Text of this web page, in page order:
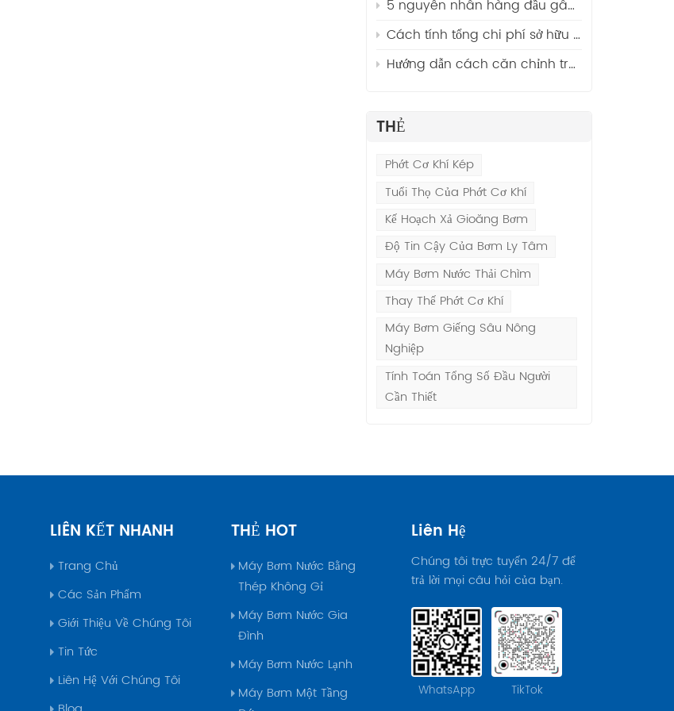
5 nguyên nhân hàng đầu gây rung lắc ở bơm ly tâm và cách khắc phục chúng
Cách tính tổng chi phí sở hữu (TCO) cho máy bơm công nghiệp
Hướng dẫn cách căn chỉnh trục bơm ly tâm và động cơ chỉ với 5 bước đơn giản.
THẺ
Phớt Cơ Khí Kép
Tuổi Thọ Của Phớt Cơ Khí
Kế Hoạch Xả Gioăng Bơm
Độ Tin Cậy Của Bơm Ly Tâm
Máy Bơm Nước Thải Chìm
Thay Thế Phớt Cơ Khí
Máy Bơm Giếng Sâu Nông
Nghiệp
Tính Toán Tổng Số Đầu Người
Cần Thiết
bạn cần máy bơm nước sạch dòng ISG hoặc ISW
đối tác của chúng tôi tại Wenling là một lựa chọn tuyệt
đã tối ưu hóa hiệu suất thủy lực và mang lại hiệu suất
bạn cần một máy bơm hút képĐối tác của chúng
Hải là một lựa chọn tuyệt vời. Họ chuyên về máy bơm
loại máy bơm khác. 10. Nếu bạn cần máy bơm
dài, đối tác của chúng tôi tại Liuhe là một lựa chọn
là nhà sản xuất máy bơm giếng sâu trục dài lớn nhất
Danh sách trên chỉ bao gồm một số công ty hàng đầu
của họ. Còn rất nhiều công ty chuyên biệt khác,
LIÊN KẾT NHANH
Trang Chủ
Các Sản Phẩm
Giới Thiệu Về Chúng Tôi
Tin Tức
Liên Hệ Với Chúng Tôi
THẺ HOT
Máy Bơm Nước Bằng
Thép Không Gỉ
Máy Bơm Nước Gia
Đình
Máy Bơm Nước Lạnh
Máy Bơm Một Tầng
Liên Hệ
Chúng tôi trực tuyến 24/7 để
trả lời mọi câu hỏi của bạn.
WhatsApp TikTok